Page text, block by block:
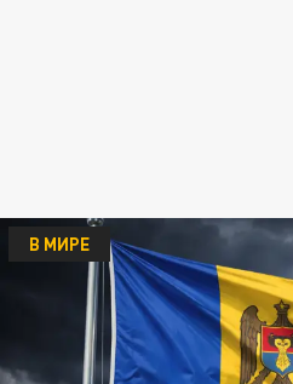
В МИРЕ